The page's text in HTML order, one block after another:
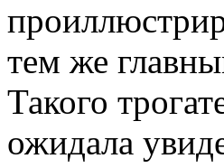
тем же
Такого
ожидала